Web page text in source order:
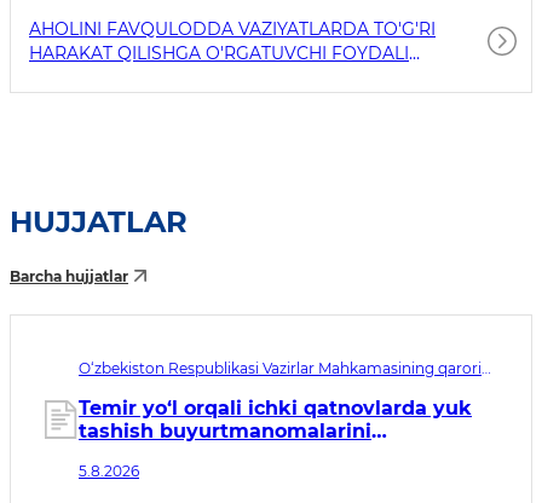
AHOLINI FAVQULODDA VAZIYATLARDA TO'G'RI
HARAKAT QILISHGA O'RGATUVCHI FOYDALI
HUJJATLAR
Barcha hujjatlar
O‘zbekiston Respublikasi Vazirlar Mahkamasining qarori
sanasi 01.10.2026
Temir yo‘l orqali ichki qatnovlarda yuk
tashish buyurtmanomalarini
xizmatini ko‘rsatishning ma’muriy
5.8.2026